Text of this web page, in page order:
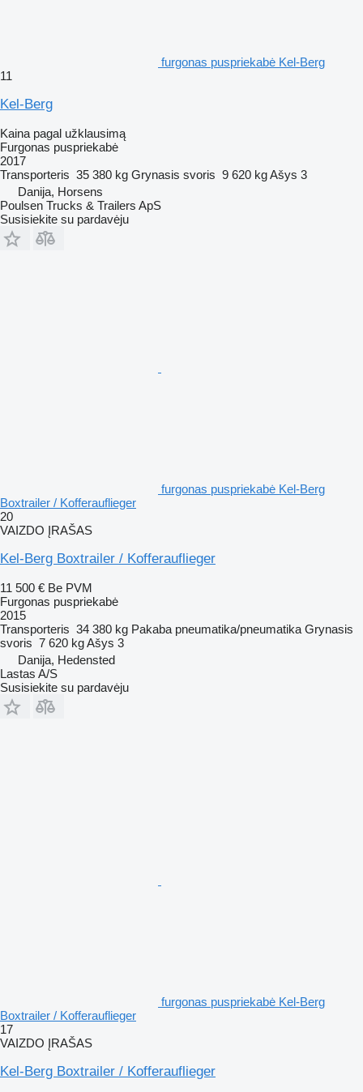
furgonas puspriekabė Kel-Berg
11
Kel-Berg
Kaina pagal užklausimą
Furgonas puspriekabė
2017
Transporteris 35 380 kg Grynasis svoris 9 620 kgAšys 3
Danija, Horsens
Poulsen Trucks & Trailers ApS
Susisiekite su pardavėju
furgonas puspriekabė Kel-Berg
Boxtrailer / Kofferauflieger
20
VAIZDO ĮRAŠAS
Kel-Berg Boxtrailer / Kofferauflieger
11 500 € Be PVM
Furgonas puspriekabė
2015
Transporteris 34 380 kg Pakaba pneumatika/pneumatika Grynasis
svoris 7 620 kgAšys 3
Danija, Hedensted
Lastas A/S
Susisiekite su pardavėju
furgonas puspriekabė Kel-Berg
Boxtrailer / Kofferauflieger
17
VAIZDO ĮRAŠAS
Kel-Berg Boxtrailer / Kofferauflieger